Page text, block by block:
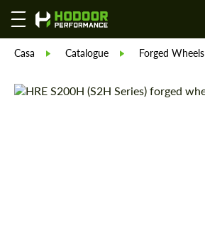
Casa Catalogue Forged Wheels